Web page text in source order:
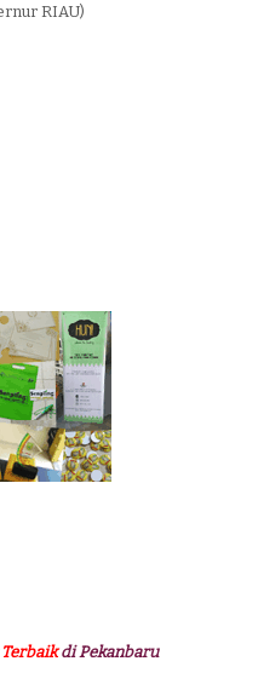
RIAU)
Terbaik di Pekanbaru